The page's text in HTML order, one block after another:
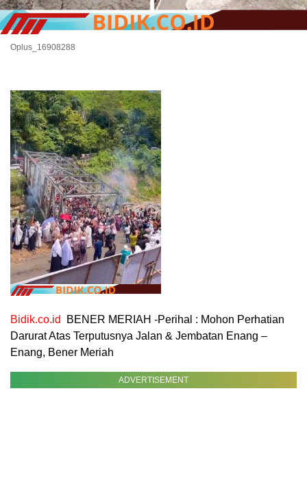
Oplus_16908288
Bidik.co.id
BENER MERIAH -Perihal : Mohon Perhatian
Darurat Atas Terputusnya Jalan & Jembatan Enang –
Enang, Bener Meriah
ADVERTISEMENT